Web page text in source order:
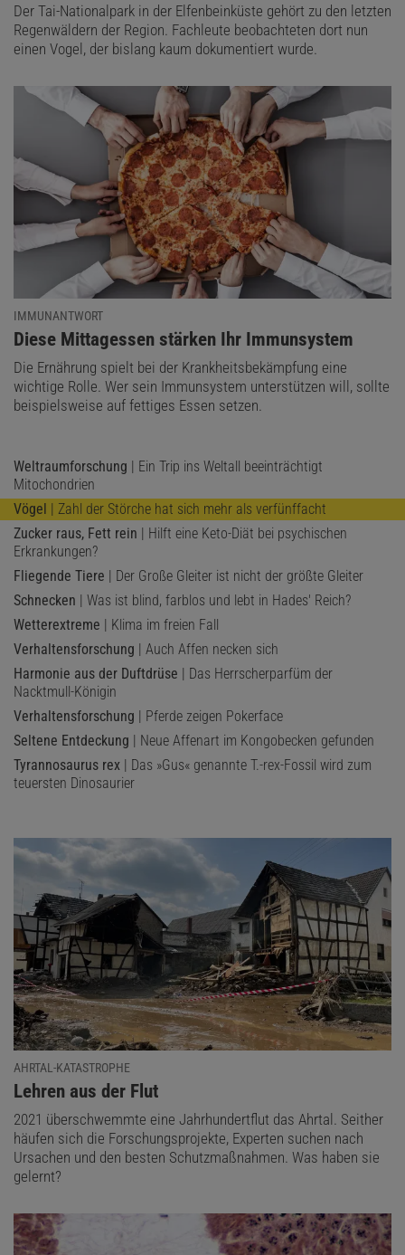
Der Tai-Nationalpark in der Elfenbeinküste gehört zu den letzten
Regenwäldern der Region. Fachleute beobachteten dort nun
einen Vogel, der bislang kaum dokumentiert wurde.
IMMUNANTWORT
:
Diese Mittagessen stärken Ihr Immunsystem
Die Ernährung spielt bei der Krankheitsbekämpfung eine
wichtige Rolle. Wer sein Immunsystem unterstützen will, sollte
beispielsweise auf fettiges Essen setzen.
Weltraumforschung | Ein Trip ins Weltall beeinträchtigt
Mitochondrien
Vögel | Zahl der Störche hat sich mehr als verfünffacht
Zucker raus, Fett rein | Hilft eine Keto-Diät bei psychischen
Erkrankungen?
Fliegende Tiere | Der Große Gleiter ist nicht der größte Gleiter
Schnecken | Was ist blind, farblos und lebt in Hades' Reich?
Wetterextreme | Klima im freien Fall
Verhaltensforschung | Auch Affen necken sich
Harmonie aus der Duftdrüse | Das Herrscherparfüm der
Nacktmull-Königin
Verhaltensforschung | Pferde zeigen Pokerface
Seltene Entdeckung | Neue Affenart im Kongobecken gefunden
Tyrannosaurus rex | Das »Gus« genannte T.-rex-Fossil wird zum
teuersten Dinosaurier
AHRTAL-KATASTROPHE
:
Lehren aus der Flut
2021 überschwemmte eine Jahrhundertflut das Ahrtal. Seither
häufen sich die Forschungsprojekte, Experten suchen nach
Ursachen und den besten Schutzmaßnahmen. Was haben sie
gelernt?